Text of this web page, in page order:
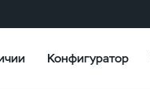
Конфигуратор